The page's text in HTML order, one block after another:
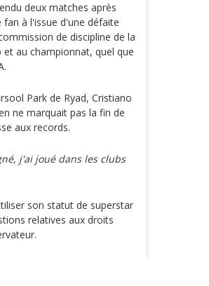
deux matches après
à l'issue d'une défaite
de discipline de la
et au championnat, quel que
Park de Ryad, Cristiano
ne marquait pas la fin de
aux records.
j'ai joué dans les clubs
son statut de superstar
relatives aux droits